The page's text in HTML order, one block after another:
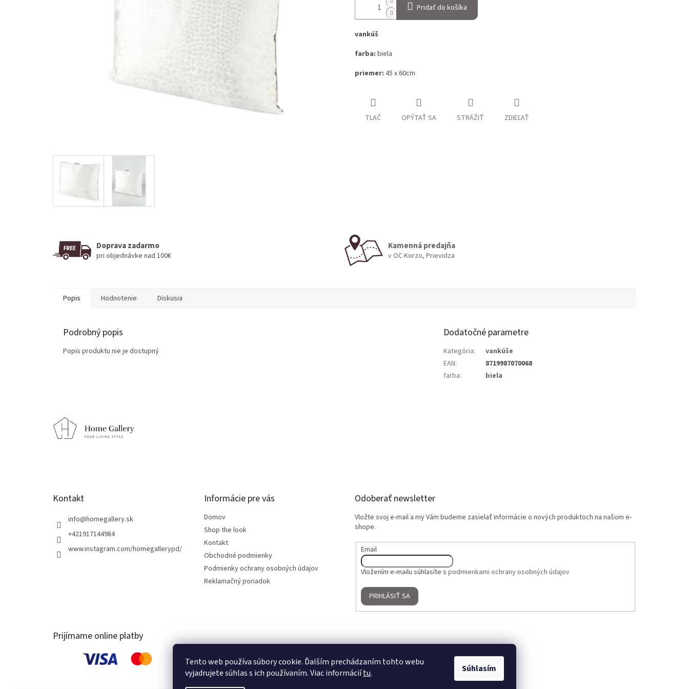
Tento web používa súbory cookie. Ďalším prechádzaním tohto webu
vyjadrujete súhlas s ich používaním. Viac informáciítu. Súhlasím
Pridať do košíka
vankúš
farba: biela
priemer: 45 x 60cm
TLAČ OPÝTAŤ SA STRÁŽIŤ ZDIEĽAŤ
Doprava zadarmo
pri objednávke nad 100€
Kamenná predajňa
v OC Korzo, Prievidza
Popis Hodnotenie Diskusia
Podrobný popis
Popis produktu nie je dostupný
Dodatočné parametre
Kategória:
vankúše
EAN:
8719987070068
farba: biela
Kontakt
info@homegallery.sk
+421917144984
www.instagram.com/homegallerypd/
Informácie pre vás
Domov
Shop the look
Kontakt
Obchodné podmienky
Podmienky ochrany osobných údajov
Reklamačný poriadok
Odoberať newsletter
Vložte svoj e-mail a my Vám budeme zasielať informácie o nových produktoch na našom e-
shope.
Email
Vložením e-mailu súhlasíte s podmienkami ochrany osobných údajov
PRIHLÁSIŤ SA
Prijímame online platby